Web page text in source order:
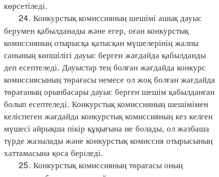
көрсетіледі.
24. Конкурстық комиссияның шешімі ашық дауыс
берумен қабылданады және егер, оған конкурстық
комиссияның отырысқа қатысқан мүшелерінің жалпы
санының көпшілігі дауыс берген жағдайда қабылданды
деп есептеледі. Дауыстар тең болған жағдайда конкурс
комиссиясының төрағасы немесе ол жоқ болған жағдайда
төрағаның орынбасары дауыс берген шешім қабылданған
болып есептеледі. Конкурстық комиссияның шешімімен
келіспеген жағдайда конкурстық комиссияның кез келген
мүшесі айрықша пікір құқығына ие болады, ол жазбаша
түрде жазылады және конкурстық комиссия отырысының
хаттамасына қоса беріледі.
25. Конкурстық комиссияның төрағасы оның